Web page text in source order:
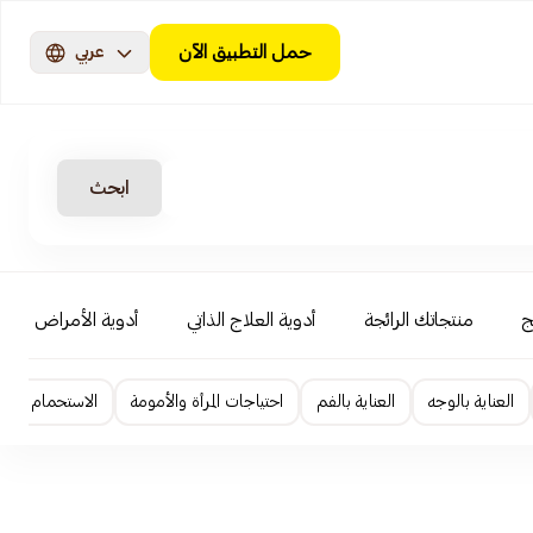
حمل التطبيق الآن عربي
ابحث
منتجاتك الرائجة أدوية العلاج الذاتي أدوية الأمراض
العناية بالوجه العناية بالفم احتياجات المرأة والأمومة الاستحمام و